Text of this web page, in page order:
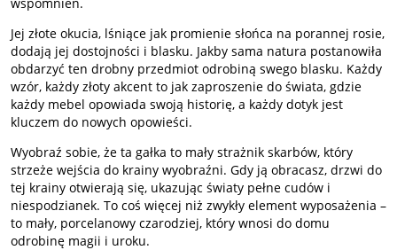
Jej złote okucia, lśniące jak promienie słońca na porannej rosie,
dodają jej dostojności i blasku. Jakby sama natura postanowiła
obdarzyć ten drobny przedmiot odrobiną swego blasku. Każdy
wzór, każdy złoty akcent to jak zaproszenie do świata, gdzie
każdy mebel opowiada swoją historię, a każdy dotyk jest
kluczem do nowych opowieści.
Wyobraź sobie, że ta gałka to mały strażnik skarbów, który
strzeże wejścia do krainy wyobraźni. Gdy ją obracasz, drzwi do
tej krainy otwierają się, ukazując światy pełne cudów i
niespodzianek. To coś więcej niż zwykły element wyposażenia –
to mały, porcelanowy czarodziej, który wnosi do domu
odrobinę magii i uroku.